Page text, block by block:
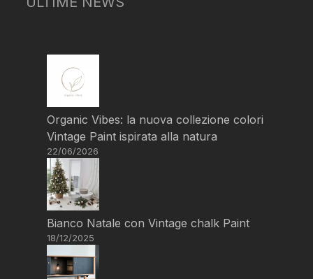
Organic Vibes: la nuova collezione colori
Vintage Paint ispirata alla natura
22/06/2026
Bianco Natale con Vintage chalk Paint
18/12/2025